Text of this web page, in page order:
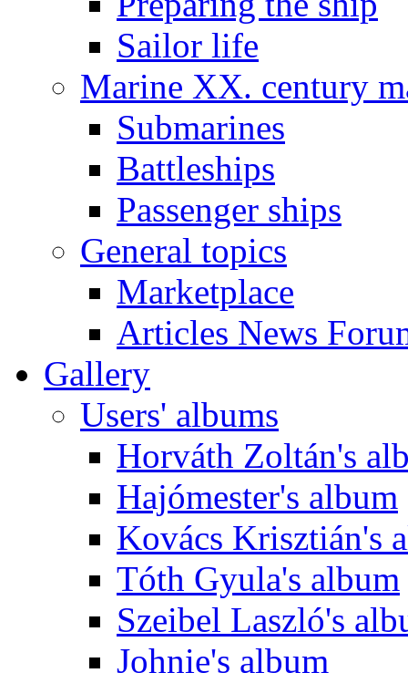
Sailor life
Marine XX. century
Submarines
Battleships
Passenger ships
General topics
Marketplace
Articles News
Gallery
Users' albums
Horváth Zoltán's
Hajómester's album
Kovács Krisztián's
Tóth Gyula's album
Szeibel Laszló's
Johnie's album